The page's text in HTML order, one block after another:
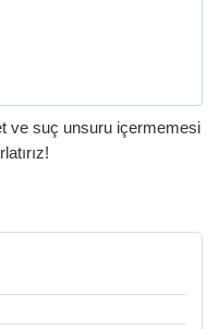
ve suç unsuru içermemesi